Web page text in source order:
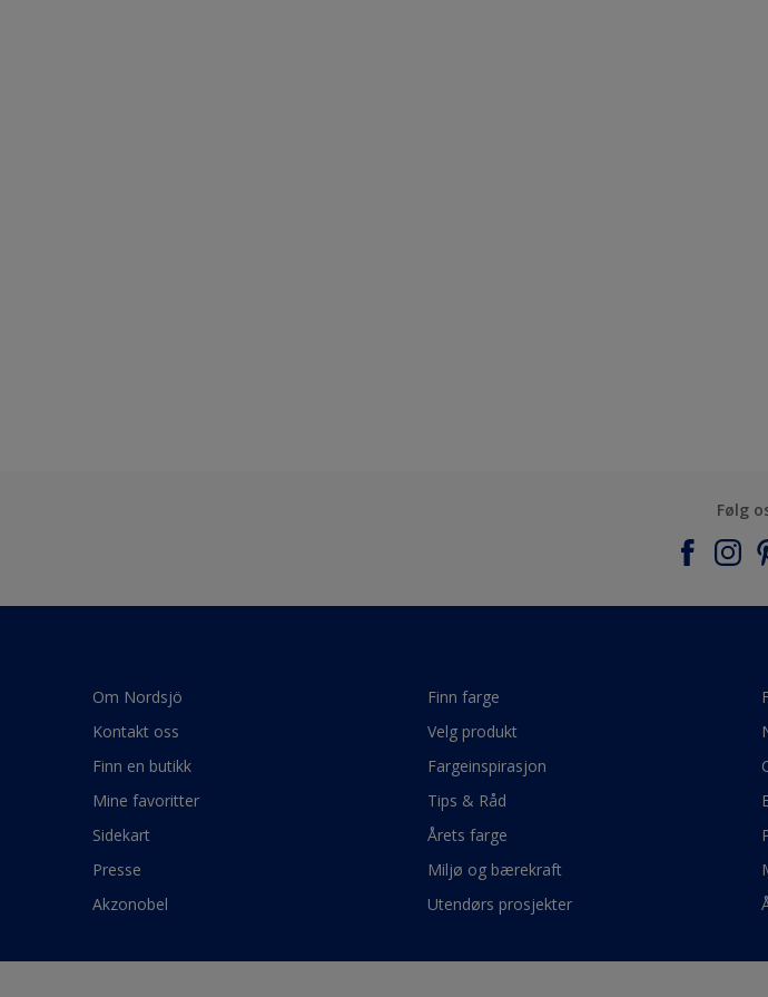
Følg
Om Nordsjö
Kontakt oss
Finn en butikk
Mine favoritter
Sidekart
Presse
Akzonobel
Finn farge
Velg produkt
Fargeinspirasjon
Tips & Råd
Årets farge
Miljø og bærekraft
Utendørs prosjekter